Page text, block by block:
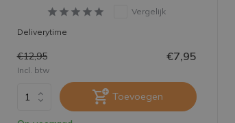
Vergelijk
Deliverytime
€12,95 €7,95
Incl. btw
Toevoegen